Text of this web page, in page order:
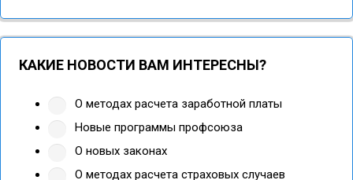
КАКИЕ НОВОСТИ ВАМ ИНТЕРЕСНЫ?
О методах расчета заработной платы
Новые программы профсоюза
О новых законах
О методах расчета страховых случаев